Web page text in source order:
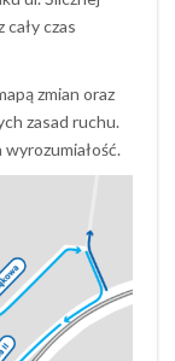
czas
zmian oraz
zasad ruchu.